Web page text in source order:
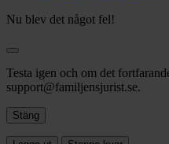
Nu blev det något fel!
Testa igen och om det
support@familjensjurist.se.
Stäng